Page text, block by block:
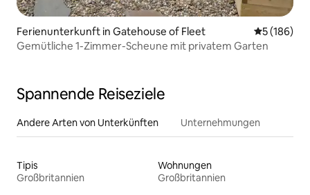
Ferienunterkunft in Gatehouse of Fleet
5 (186)
Gemütliche 1-Zimmer-Scheune mit privatem Garten
Spannende Reiseziele
Andere Arten von Unterkünften Unternehmungen
Tipis
Großbritannien
Wohnungen
Großbritannien